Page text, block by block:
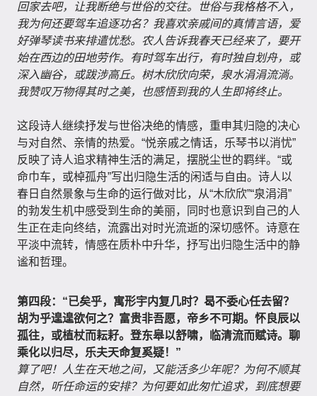
回家去吧，让我断绝与世俗的交往。世俗与我格格不入，
我为何还要驾车追逐功名？我喜欢亲戚间的真情言语，爱
好弹琴读书来排遣忧愁。农人告诉我春天已经来了，要开
始在西边的田地劳作。有时驾车出行，有时独自划舟，或
深入幽谷，或跋涉高丘。树木欣欣向荣，泉水涓涓流淌。
我赞叹万物得其时之美，也感悟到我的人生即将终止。
这段诗人继续抒发与世俗决绝的情感，重申其归隐的决心
与对自然、亲情的热爱。“悦亲戚之情话，乐琴书以消忧”
反映了诗人追求精神生活的满足，摆脱尘世的羁绊。“或
命巾车，或棹孤舟”写出归隐生活的闲适与自由。诗人以
春日自然景象与生命的运行做对比，从“木欣欣”“泉涓涓”
的勃发生机中感受到生命的美丽，同时也意识到自己的人
生正在走向终结，流露出对时光流逝的深切感怀。诗意在
平淡中流转，情感在质朴中升华，抒写出归隐生活中的静
谧和哲理。
第四段：“已矣乎，寓形宇内复几时？曷不委心任去留？
胡为乎遑遑欲何之？富贵非吾愿，帝乡不可期。怀良辰以
孤往，或植杖而耘耔。登东皋以舒啸，临清流而赋诗。聊
乘化以归尽，乐夫天命复奚疑！”
算了吧！人生在天地之间，又能活多少年呢？为何不顺其
自然，听任命运的安排？为何要如此匆忙追求，到底想要